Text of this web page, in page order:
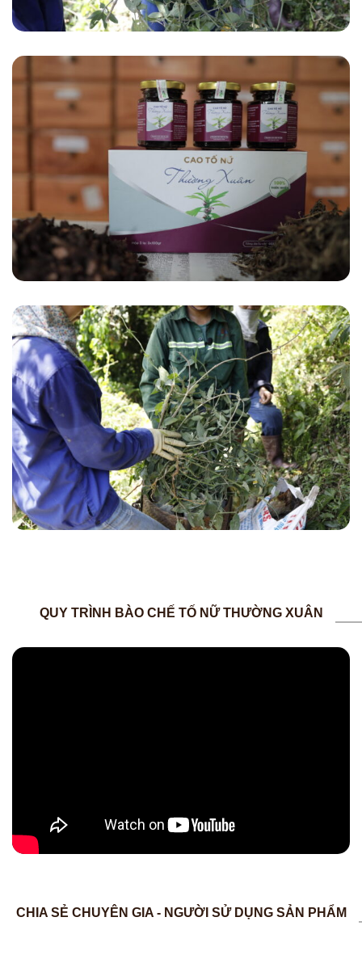
QUY TRÌNH BÀO CHẾ TỐ NỮ THƯỜNG XUÂN
CHIA SẺ CHUYÊN GIA - NGƯỜI SỬ DỤNG SẢN PHẨM